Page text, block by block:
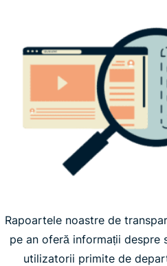
Rapoartele noastre de
pe an oferă informații
utilizatorii primite de